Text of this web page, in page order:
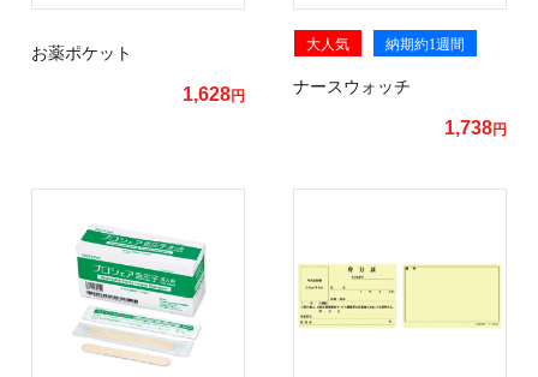
お薬ポケット
1,628円
大人気 納期約1週間
ナースウォッチ
1,738円